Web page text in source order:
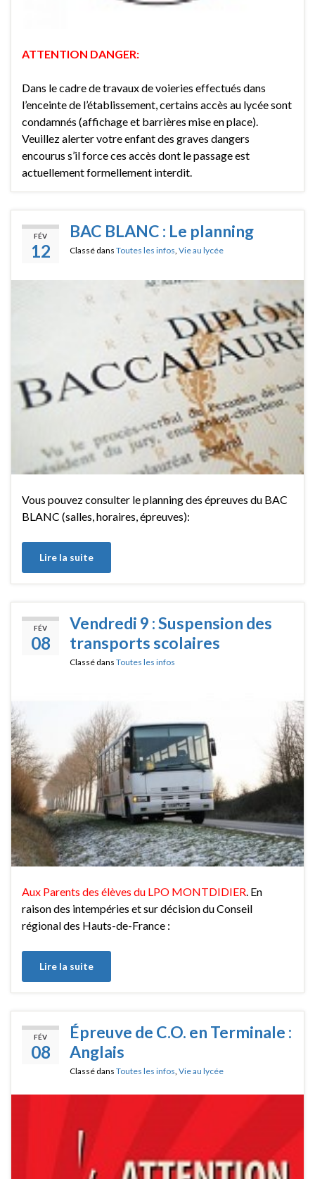
ATTENTION DANGER:
Dans le cadre de travaux de voieries effectués dans
l’enceinte de l’établissement, certains accès au lycée sont
condamnés (affichage et barrières mise en place).
Veuillez alerter votre enfant des graves dangers
encourus s’il force ces accès dont le passage est
actuellement formellement interdit.
FÉV
12
BAC BLANC : Le planning
Classé dans Toutes les infos Vie au lycée
Vous pouvez consulter le planning des épreuves du BAC
BLANC (salles, horaires, épreuves):
Lire la suite
FÉV
08
Vendredi 9 : Suspension des
transports scolaires
Classé dans Toutes les infos
Aux Parents des élèves du LPO MONTDIDIER . En
raison des intempéries et sur décision du Conseil
régional des Hauts-de-France :
Lire la suite
FÉV
08
Épreuve de C.O. en Terminale :
Anglais
Classé dans Toutes les infos Vie au lycée